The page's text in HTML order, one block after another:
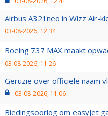
Airbus A321neo in Wizz Air-
03-08-2026, 12:34
Boeing 737 MAX maakt
03-08-2026, 11:26
Geruzie over officiële naam
03-08-2026, 11:06
Biedingsoorlog om easyJet